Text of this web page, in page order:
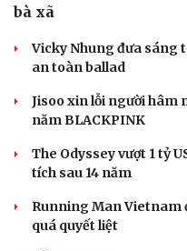
bà xã
Vicky Nhung đưa sáng
an toàn ballad
Jisoo xin lỗi người hâm
năm BLACKPINK
The Odyssey vượt 1 tỷ
tích sau 14 năm
Running Man Vietnam
quá quyết liệt